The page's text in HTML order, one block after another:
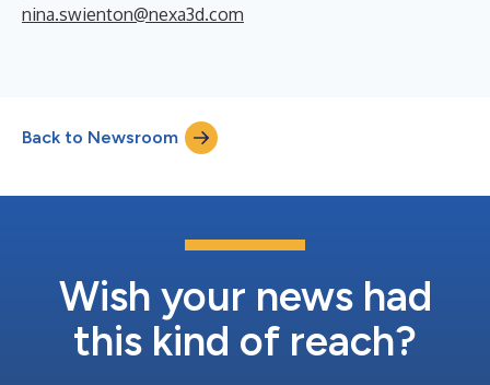
nina.swienton@nexa3d.com
Back to Newsroom
Wish your news had
this kind of reach?